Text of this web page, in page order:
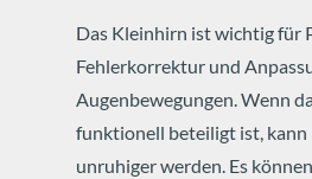
Das Kleinhirn ist wichtig für
Fehlerkorrektur und
Augenbewegungen. Wenn
funktionell beteiligt ist, kann
unruhiger werden. Es